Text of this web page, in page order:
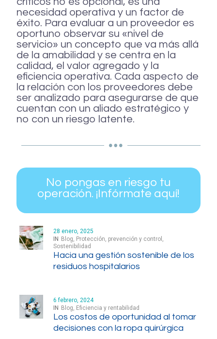
necesidad operativa y un factor de
éxito. Para evaluar a un proveedor es
oportuno observar su «nivel de
servicio» un concepto que va más allá
de la amabilidad y se centra en la
calidad, el valor agregado y la
eficiencia operativa. Cada aspecto de
la relación con los proveedores debe
ser analizado para asegurarse de que
cuentan con un aliado estratégico y
no con un riesgo latente.
No pongas en riesgo tu
operación. ¡Infórmate aquí!
28 enero, 2025
IN
Blog, Protección, prevención y control ,
Sostenibilidad
Hacia una gestión sostenible de los
residuos hospitalarios
6 febrero, 2024
IN
Blog, Eficiencia y rentabilidad
Los costos de oportunidad al tomar
decisiones con la ropa quirúrgica